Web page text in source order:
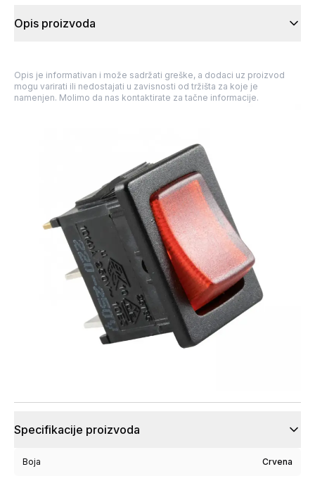
Opis proizvoda
Opis je informativan i može sadržati greške, a dodaci uz proizvod
mogu varirati ili nedostajati u zavisnosti od tržišta za koje je
namenjen. Molimo da nas kontaktirate za tačne informacije.
Specifikacije proizvoda
Boja Crvena